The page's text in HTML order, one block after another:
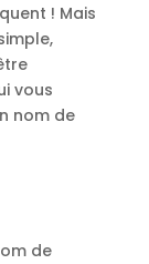
! Mais
vous
nom de
de